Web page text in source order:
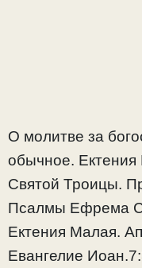
О молитве за
обычное. Ектения
Святой Троицы.
Псалмы Ефрема
Ектения Малая.
Евангелие